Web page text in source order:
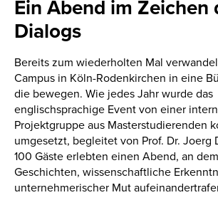
Ein Abend im Zeichen
Dialogs
Bereits zum wiederholten Mal
Campus in Köln-Rodenkirchen in eine
die bewegen. Wie jedes Jahr wurde das
englischsprachige Event von einer
Projektgruppe aus Masterstudierenden
umgesetzt, begleitet von Prof. Dr. Joerg
100 Gäste erlebten einen Abend, an
Geschichten, wissenschaftliche
unternehmerischer Mut